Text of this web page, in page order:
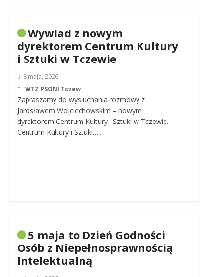
Wywiad z nowym
dyrektorem Centrum Kultury
i Sztuki w Tczewie
8 maja, 2026
WTZ PSONI Tczew
Zapraszamy do wysłuchania rozmowy z
Jarosławem Wojciechowskim – nowym
dyrektorem Centrum Kultury i Sztuki w Tczewie.
Centrum Kultury i Sztuki…..
5 maja to Dzień Godności
Osób z Niepełnosprawnością
Intelektualną